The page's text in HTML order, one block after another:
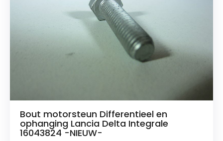
Bout motorsteun Differentieel en
ophanging Lancia Delta Integrale
16043824 -NIEUW-